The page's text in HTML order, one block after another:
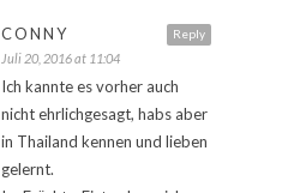
Reply
CONNY
Juli 20, 2016 at 11:04
Ich kannte es vorher auch
nicht ehrlichgesagt, habs aber
in Thailand kennen und lieben
gelernt.